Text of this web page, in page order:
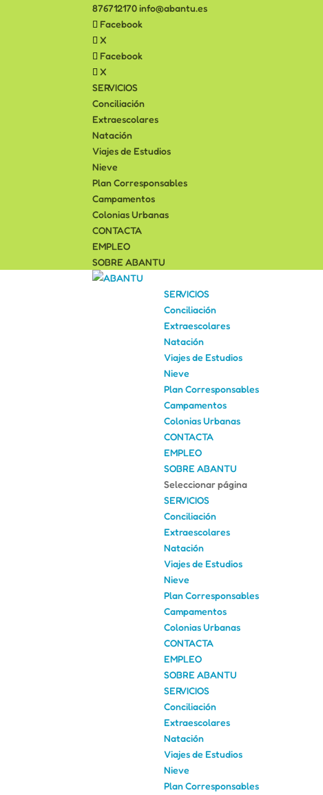
876712170 info@abantu.es
Facebook
X
Facebook
X
SERVICIOS
Conciliación
Extraescolares
Natación
Viajes de Estudios
Nieve
Plan Corresponsables
Campamentos
Colonias Urbanas
CONTACTA
EMPLEO
SOBRE ABANTU
SERVICIOS
Conciliación
Extraescolares
Natación
Viajes de Estudios
Nieve
Plan Corresponsables
Campamentos
Colonias Urbanas
CONTACTA
EMPLEO
SOBRE ABANTU
Seleccionar página
SERVICIOS
Conciliación
Extraescolares
Natación
Viajes de Estudios
Nieve
Plan Corresponsables
Campamentos
Colonias Urbanas
CONTACTA
EMPLEO
SOBRE ABANTU
SERVICIOS
Conciliación
Extraescolares
Natación
Viajes de Estudios
Nieve
Plan Corresponsables